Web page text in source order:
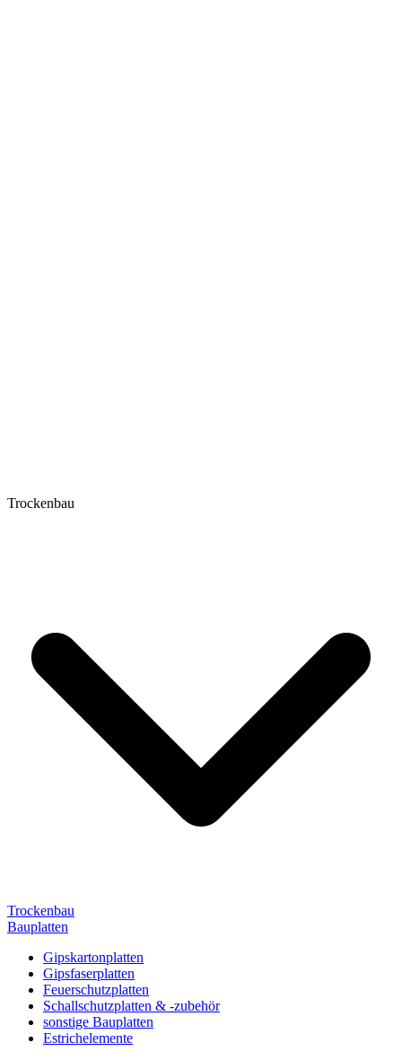
Trockenbau
Trockenbau
Bauplatten
Gipskartonplatten
Gipsfaserplatten
Feuerschutzplatten
Schallschutzplatten & -zubehör
sonstige Bauplatten
Estrichelemente